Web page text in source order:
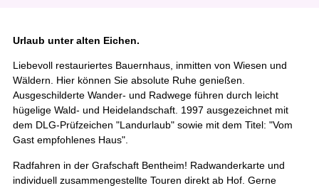
Urlaub unter alten Eichen.
Liebevoll restauriertes Bauernhaus, inmitten von Wiesen und
Wäldern. Hier können Sie absolute Ruhe genießen.
Ausgeschilderte Wander- und Radwege führen durch leicht
hügelige Wald- und Heidelandschaft. 1997 ausgezeichnet mit
dem DLG-Prüfzeichen "Landurlaub" sowie mit dem Titel: "Vom
Gast empfohlenes Haus".
Radfahren in der Grafschaft Bentheim! Radwanderkarte und
individuell zusammengestellte Touren direkt ab Hof. Gerne